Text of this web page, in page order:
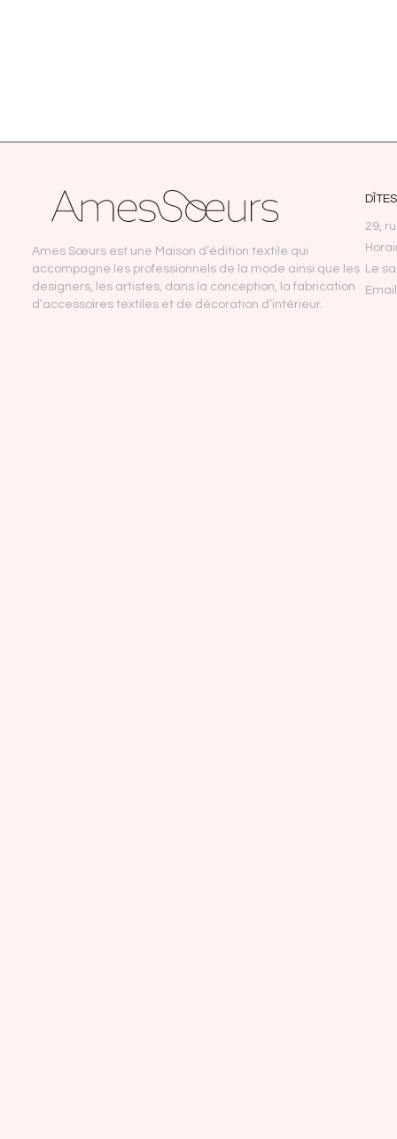
Ames Sœurs est une Maison d’édition textile qui
accompagne les professionnels de la mode ainsi que les
designers, les artistes, dans la conception, la fabrication
d’accessoires textiles et de décoration d’intérieur.
29,
Le